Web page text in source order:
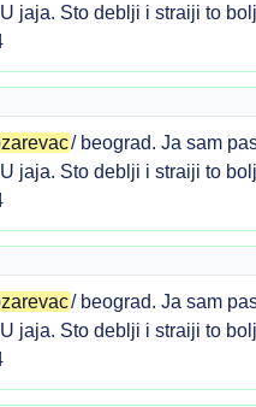
jaja. Sto deblji i straiji to
/ beograd. Ja sam
jaja. Sto deblji i straiji to
/ beograd. Ja sam
jaja. Sto deblji i straiji to